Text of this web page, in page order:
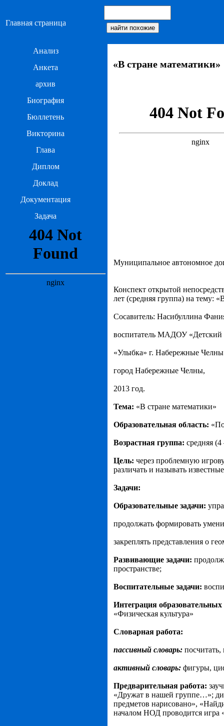
Главная страница
Анализ
Анкета
архив
Биография
Бюллетень
Викторина
Глава
Диплом
Доклад
Документация
Задача
«В стране математики»
Муниципальное автономное
Конспект открытой
лет (средняя группа) на тему:
Сосавитель: Насибуллина
воспитатель МАДОУ
«Улыбка» г. Набережные Челны
город Набережные Челны,
2013 год.
Тема: «В стране математики»
Образовательная область:
Возрастная группа: средняя (4
Цель: через проблемную
различать и называть
Задачи:
Образовательные задачи:
продолжать формировать
закреплять представления о
Развивающие задачи:
пространстве;
Воспитательные задачи:
Интеграция
«Физическая культура»
Словарная работа:
пассивный словарь:
активный словарь: фигуры,
Предварительная работа:
«Дружат в нашей группе…»;
предметов нарисовано»,
началом НОД проводится игра